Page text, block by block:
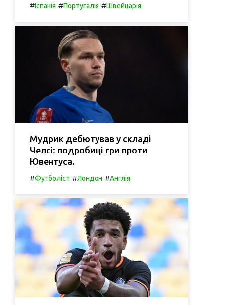
#Іспанія #Португалія #Швейцарія
Мудрик дебютував у складі
Челсі: подробиці гри проти
Ювентуса.
#Футболіст #Лондон #Англія